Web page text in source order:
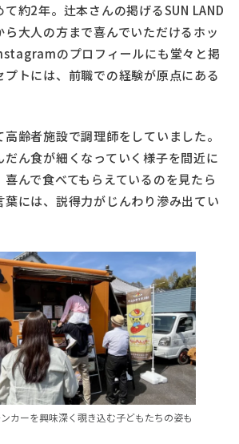
約2年。辻本さんの掲げるSUN LAND
大人の方まで喜んでいただけるホッ
のプロフィールにも堂々と掲
トには、前職での経験が原点にある
齢者施設で調理師をしていました。
ん食が細くなっていく様子を間近に
んで食べてもらえているのを見たら
には、説得力がじんわり滲み出てい
カーを興味深く覗き込む子どもたちの姿も